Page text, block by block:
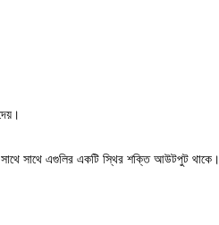
সাথে সাথে এগুলির একটি স্থির শক্তি আউটপুট থাকে।